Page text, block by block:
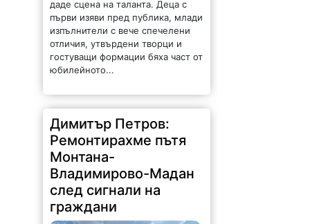
гостуващи формации бяха част от
юбилейното...
Димитър Петров:
Ремонтирахме пътя
Монтана-
Владимирово-Мадан
след сигнали на
граждани